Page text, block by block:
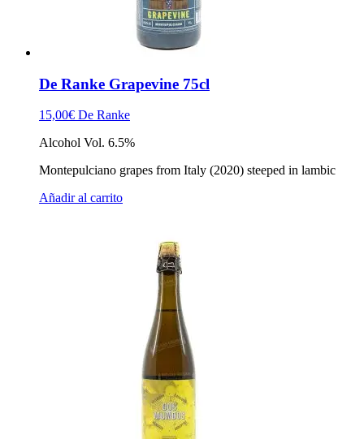
De Ranke Grapevine 75cl
15,00€ De Ranke
Alcohol Vol. 6.5%
Montepulciano grapes from Italy (2020) steeped in lambic
Añadir al carrito